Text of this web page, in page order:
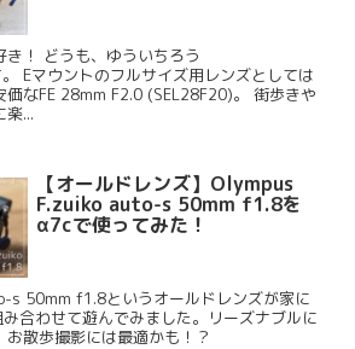
！ どうも、ゆういちろう
Eマウントのフルサイズ用レンズとしては
価なFE 28mm F2.0 (SEL28F20)。 街歩きや
楽...
【オールドレンズ】Olympus
F.zuiko auto-s 50mm f1.8を
α7cで使ってみた！
s 50mm f1.8というオールドレンズが家に
合わせて遊んでみました。リーズナブルに
散歩撮影には最適かも！？